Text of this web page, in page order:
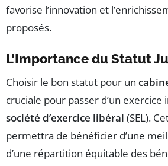
favorise l’innovation et
proposés.
L’Importance du Statut
Choisir le bon statut pour un
cruciale pour passer d’un exercice
société d’exercice libéral (SEL).
permettra de bénéficier d’une
d’une répartition équitable des